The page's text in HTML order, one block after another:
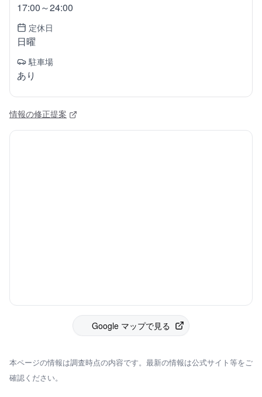
17:00～24:00
定休日
日曜
駐車場
あり
情報の修正提案
Google マップで見る
本ページの情報は調査時点の内容です。最新の情報は公式サイト等をご
確認ください。